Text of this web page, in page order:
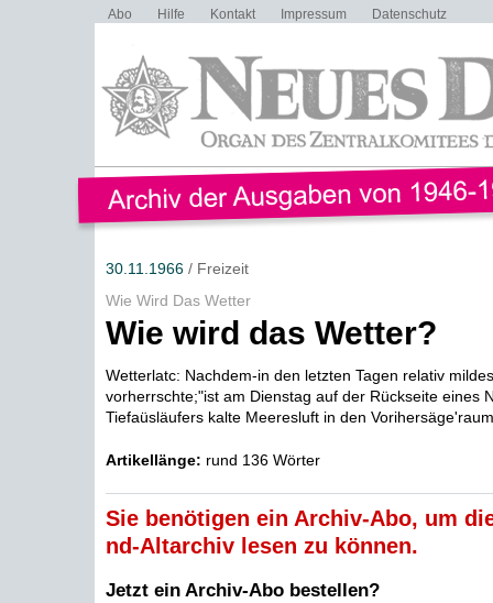
Abo Hilfe Kontakt Impressum Datenschutz
30.11.1966/ Freizeit
Wie Wird Das Wetter
Wie wird das Wetter?
Wetterlatc: Nachdem-in den letzten Tagen relativ
vorherrschte;"ist am Dienstag auf der Rückseite eines
Tiefaüsläufers kalte Meeresluft in den
Artikellänge: rund 136 Wörter
Sie benötigen ein Archiv-Abo, um
nd-Altarchiv lesen zu können.
Jetzt ein Archiv-Abo bestellen?